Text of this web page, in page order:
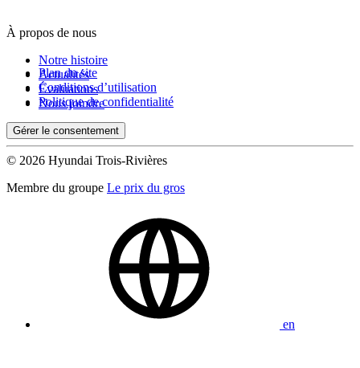
Kilométrage
De 0 km à 500 000 km
(0)
À propos de nous
Notre histoire
Actualités
Évaluations
Nous joindre
Plan du site
Conditions d’utilisation
Politique de confidentialité
Gérer le consentement
© 2026 Hyundai Trois-Rivières
Membre du groupe Le prix du gros
en